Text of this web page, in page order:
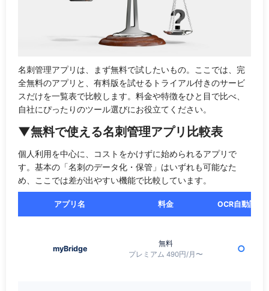
名刺管理アプリは、まず無料で試したいもの。ここでは、完
全無料のアプリと、有料版を試せるトライアル付きのサービ
スだけを一覧表で比較します。料金や特徴をひと目で比べ、
自社にぴったりのツール選びにお役立てください。
▼無料で使える名刺管理アプリ比較表
個人利用を中心に、コストをかけずに始められるアプリで
す。基本の「名刺のデータ化・保管」はいずれも可能なた
め、ここでは差が出やすい機能で比較しています。
アプリ名 料金 OCR自動読取
myBridge
無料
プレミアム 490円/月〜 ○